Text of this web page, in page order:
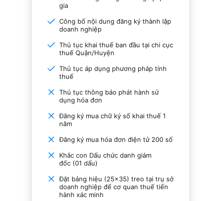
gia
Công bố nội dung đăng ký thành lập
doanh nghiệp
Thủ tục khai thuế ban đầu tại chi cục
thuế Quận/Huyện
Thủ tục áp dụng phương pháp tính
thuế
Thủ tục thông báo phát hành sử
dụng hóa đơn
Đăng ký mua chữ ký số khai thuế 1
năm
Đăng ký mua hóa đơn điện tử 200 số
Khắc con Dấu chức danh giám
đốc (01 dấu)
Đặt bảng hiệu (25×35) treo tại trụ sở
doanh nghiệp để cơ quan thuế tiến
hành xác minh